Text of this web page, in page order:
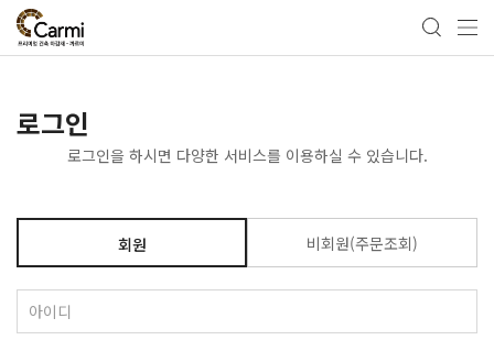
로그인
로그인을 하시면 다양한 서비스를 이용하실 수 있습니다.
회원 비회원(주문조회)